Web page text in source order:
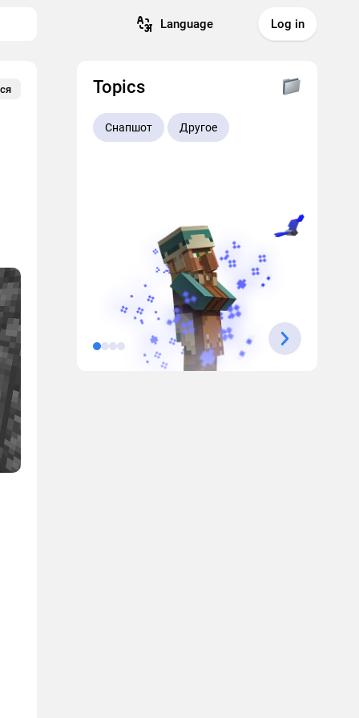
Language Log in
Topics
Снапшот Другое